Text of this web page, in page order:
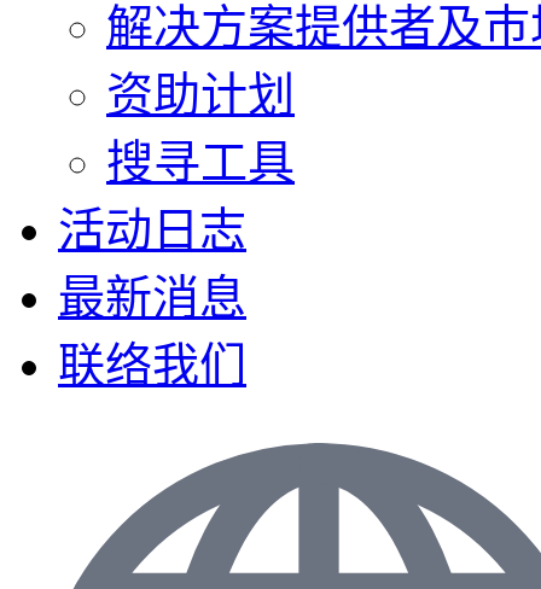
解决方案提供者及
资助计划
搜寻工具
活动日志
最新消息
联络我们